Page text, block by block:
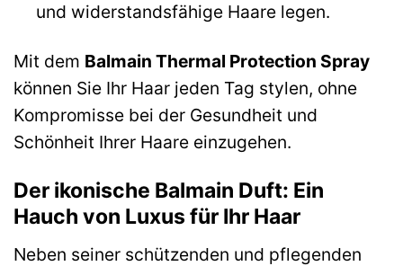
und widerstandsfähige Haare legen.
Mit dem Balmain Thermal Protection Spray
können Sie Ihr Haar jeden Tag stylen, ohne
Kompromisse bei der Gesundheit und
Schönheit Ihrer Haare einzugehen.
Der ikonische Balmain Duft: Ein
Hauch von Luxus für Ihr Haar
Neben seiner schützenden und pflegenden